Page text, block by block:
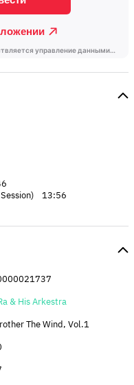
13:56
& His Arkestra
The Wind, Vol.1